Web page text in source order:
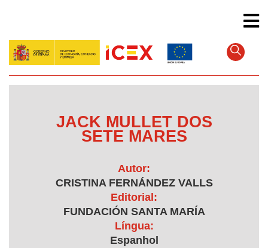
conteúdo
principal
JACK MULLET DOS
SETE MARES
Autor:
CRISTINA FERNÁNDEZ VALLS
Editorial:
FUNDACIÓN SANTA MARÍA
Língua:
Espanhol